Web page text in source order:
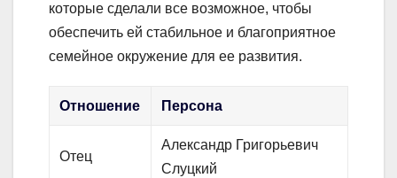
которые сделали все возможное, чтобы
обеспечить ей стабильное и благоприятное
семейное окружение для ее развития.
Отношение Персона
Отец
Александр Григорьевич
Слуцкий